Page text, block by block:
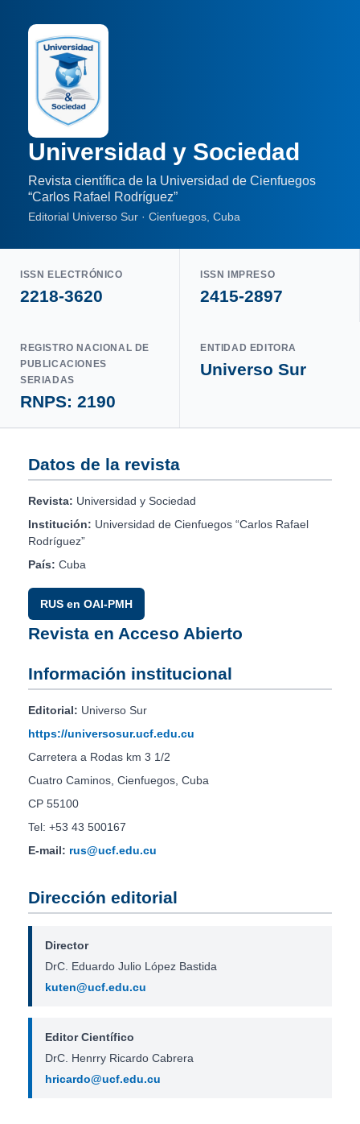
Universidad y Sociedad
Revista científica de la Universidad de Cienfuegos
“Carlos Rafael Rodríguez”
Editorial Universo Sur · Cienfuegos, Cuba
ISSN ELECTRÓNICO
2218-3620
ISSN IMPRESO
2415-2897
REGISTRO NACIONAL DE
PUBLICACIONES
SERIADAS
RNPS: 2190
ENTIDAD EDITORA
Universo Sur
Datos de la revista
Revista: Universidad y Sociedad
Institución: Universidad de Cienfuegos “Carlos Rafael
Rodríguez”
País: Cuba
RUS en OAI-PMH
Revista en Acceso Abierto
Información institucional
Editorial: Universo Sur
https://universosur.ucf.edu.cu
Carretera a Rodas km 3 1/2
Cuatro Caminos, Cienfuegos, Cuba
CP 55100
Tel: +53 43 500167
E-mail: rus@ucf.edu.cu
Dirección editorial
Director
DrC. Eduardo Julio López Bastida
kuten@ucf.edu.cu
Editor Científico
DrC. Henrry Ricardo Cabrera
hricardo@ucf.edu.cu